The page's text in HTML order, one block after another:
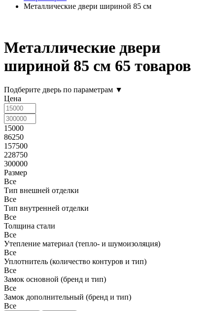
Металлические двери шириной 85 см
Металлические двери
шириной 85 см 65 товаров
Подберите дверь по параметрам ▼
Цена
15000
86250
157500
228750
300000
Размер
Все
Тип внешней отделки
Все
Тип внутренней отделки
Все
Толщина стали
Все
Утепление материал (тепло- и шумоизоляция)
Все
Уплотнитель (количество контуров и тип)
Все
Замок основной (бренд и тип)
Все
Замок дополнительный (бренд и тип)
Все